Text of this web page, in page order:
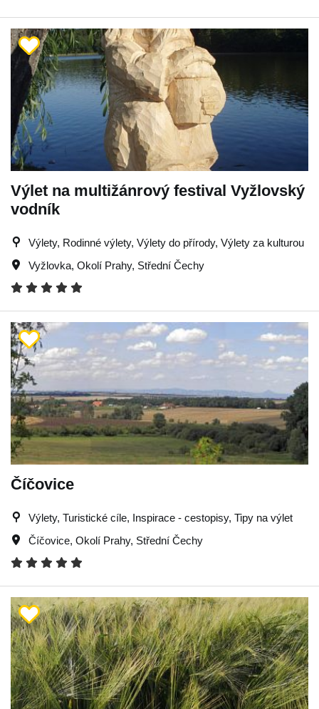
Výlet na multižánrový festival Vyžlovský
vodník
Výlety, Rodinné výlety, Výlety do přírody, Výlety za kulturou
Vyžlovka, Okolí Prahy, Střední Čechy
Číčovice
Výlety, Turistické cíle, Inspirace - cestopisy, Tipy na výlet
Číčovice, Okolí Prahy, Střední Čechy